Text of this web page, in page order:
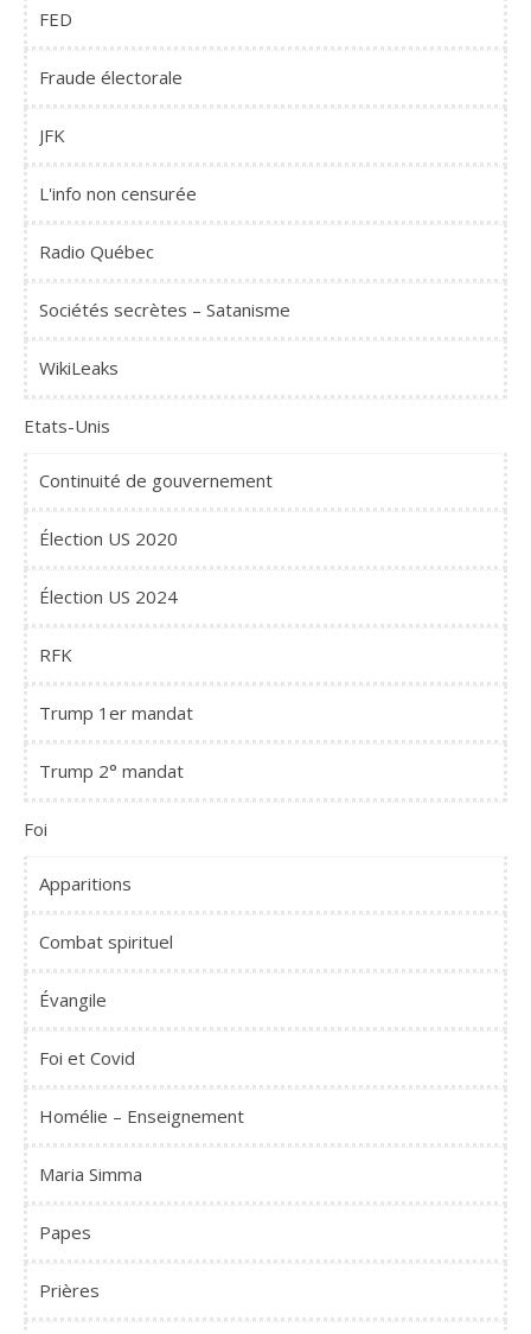
FED
Fraude électorale
JFK
L'info non censurée
Radio Québec
Sociétés secrètes – Satanisme
WikiLeaks
Etats-Unis
Continuité de gouvernement
Élection US 2020
Élection US 2024
RFK
Trump 1er mandat
Trump 2° mandat
Foi
Apparitions
Combat spirituel
Évangile
Foi et Covid
Homélie – Enseignement
Maria Simma
Papes
Prières